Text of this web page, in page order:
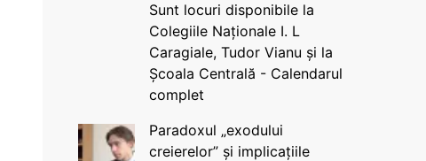
Sunt locuri disponibile la
Colegiile Naționale I. L
Caragiale, Tudor Vianu și la
Școala Centrală - Calendarul
complet
Paradoxul „exodului
creierelor” și implicațiile